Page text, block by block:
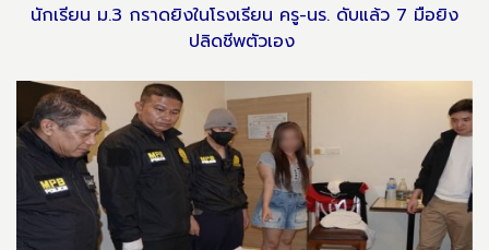
นักเรียน ม.3 กราดยิงในโรงเรียน ครู-นร. ดับแล้ว 7 มือยิง
ปลิดชีพตัวเอง